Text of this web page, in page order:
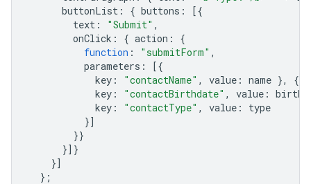
buttonList : { buttons :
[{
text : "Submit" ,
onClick : { action :
{
function : "submitForm" ,
parameters :
[{
key : "contactName" , value : name },
{
key : "contactBirthdate" , value :
key : "contactType" , value :
type
}]
}}
}]}
}]
};